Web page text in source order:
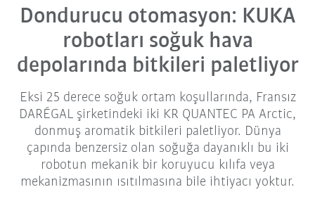
Dondurucu otomasyon: KUKA
robotları soğuk hava
depolarında bitkileri paletliyor
Eksi 25 derece soğuk ortam koşullarında, Fransız
DARÉGAL şirketindeki iki KR QUANTEC PA Arctic,
donmuş aromatik bitkileri paletliyor. Dünya
çapında benzersiz olan soğuğa dayanıklı bu iki
robotun mekanik bir koruyucu kılıfa veya
mekanizmasının ısıtılmasına bile ihtiyacı yoktur.